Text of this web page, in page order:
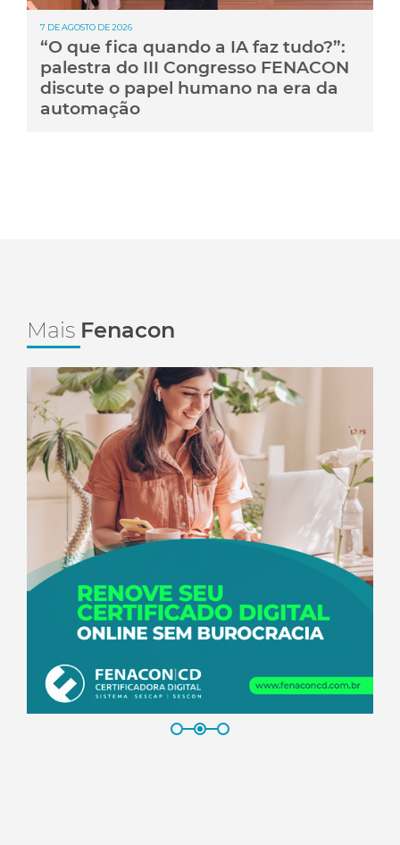
7 DE AGOSTO DE 2026
“O que fica quando a IA faz tudo?”:
palestra do III Congresso FENACON
discute o papel humano na era da
automação
Mais Fenacon